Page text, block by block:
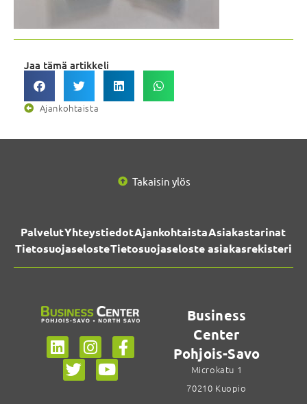
Jaa tämä artikkeli
Ajankohtaista
Takaisin ylös
PalvelutYhteystiedotAjankohtaistaAsiakastarinat
TietosuojaselosteTietosuojaseloste asiakasrekisteri
Business
Center
Pohjois-Savo
Microkatu 1
70210 Kuopio